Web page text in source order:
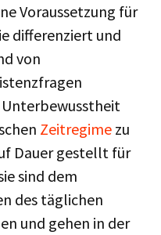
Voraussetzung für
differenziert und
von
Zeitregime zu
Dauer gestellt für
sind dem
des täglichen
und gehen in der